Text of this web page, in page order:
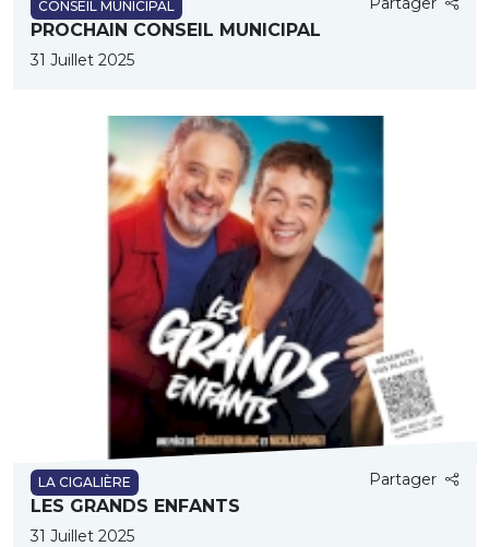
CONSEIL MUNICIPAL
PROCHAIN CONSEIL MUNICIPAL
31 Juillet 2025
LA CIGALIÈRE Partager
LES GRANDS ENFANTS
31 Juillet 2025